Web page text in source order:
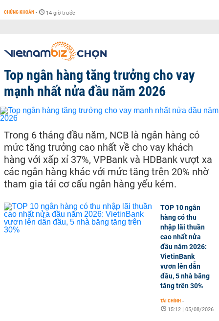
CHỨNG KHOÁN - 14 giờ trước
Top ngân hàng tăng trưởng cho vay
mạnh nhất nửa đầu năm 2026
Trong 6 tháng đầu năm, NCB là ngân hàng có
mức tăng trưởng cao nhất về cho vay khách
hàng với xấp xỉ 37%, VPBank và HDBank vượt xa
các ngân hàng khác với mức tăng trên 20% nhờ
tham gia tái cơ cấu ngân hàng yếu kém.
TOP 10 ngân
hàng có thu
nhập lãi thuần
cao nhất nửa
đầu năm 2026:
VietinBank
vươn lên dẫn
đầu, 5 nhà băng
tăng trên 30%
TÀI CHÍNH -
15:12 | 05/08/2026